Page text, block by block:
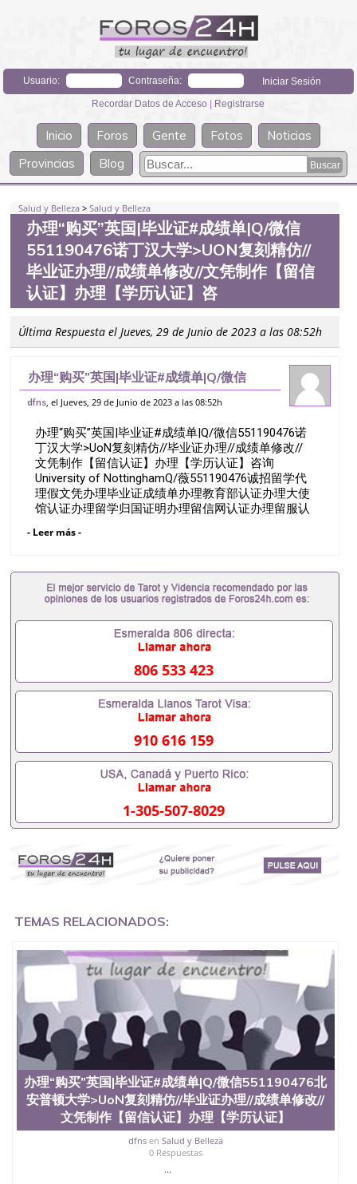
Usuario: Contraseña:
Recordar Datos de Acceso | Registrarse
Inicio Foros Gente Fotos
Noticias
Provincias
Blog
Salud y Belleza >Salud y Belleza
办理“购买”英国|毕业证#成绩单|Q/微信
551190476诺丁汉大学>UON复刻精仿//
毕业证办理//成绩单修改//文凭制作【留信
认证】办理【学历认证】咨
Última Respuesta el Jueves, 29 de Junio de 2023 a las 08:52h
办理“购买”英国|毕业证#成绩单|Q/微信
551190476诺丁汉大学>UoN复刻精仿//毕
证】办理【学历认证】咨
dfns , el Jueves, 29 de Junio de 2023 a las 08:52h
办理“购买”英国|毕业证#成绩单|Q/微信551190476诺
丁汉大学>UoN复刻精仿//毕业证办理//成绩单修改//
文凭制作【留信认证】办理【学历认证】咨询
University of NottinghamQ/薇551190476诚招留学代
理假文凭办理毕业证成绩单办理教育部认证办理大使
馆认证办理留学归国证明办理留信网认证办理留服认
证书办理美国文凭办理澳洲文凭办理英国文凭办理加
证+成绩单+留学回国人员证明+教育部认证,录取通知
书，雅思。（全套留学回国必备证明材料，给父母及
亲朋好友一份完美交代）； 2、雅思、托福，
校、转学，甚至是申请工签都可以用到）。 注：上述
材料，随时都可以安排办理，毕业证成绩单，学校，
内找工作假的毕业证可以用吗551190476假的毕业证
成绩单可以办学历认证吗551190476要定居国外需要
办理什么材料551190476入职事业单位/国企假的毕业
证会查吗551190476入职国企/事业单位需要些什么材
料551190476办理假毕业证在国内能用吗, 挂科拿不到
毕业证怎么办, 毕业证丢了怎么办, 没有正常毕业怎么
办理毕业证,没毕业可以办学历认证吗,您是否因为中
途辍学、挂科而没有正常毕业551190476您是否因为
递交材料不齐而被拒之门外551190476您是否因没正
常毕业而导致回国得不到教育部认证在校挂科了不想
读了,成绩不理想毕不了业怎么办551190476找工作没
如何办理本科/硕士毕业证551190476网上买文凭可靠
吗551190476哪里可以买国外文凭551190476国外本
可以制作美国毕业证551190476哪里可以办理澳洲毕
551190476哪里可以办理加拿大毕业证551190476申
请学校办理假的毕业证成绩单可以吗551190476哪里
可以办理水印成绩单551190476哪里可以修改成绩单
GPA分数551190476假毕业证能查出来吗551190476
假文凭网上能查到吗551190476 如何拿到国外毕业证
QQ微信551190476办假大学毕业证QQ微信551190476
国外毕业证去哪认证QQ微信551190476找毕业证封皮
QQ微信551190476国外毕业证外壳定制QQ微信
551190476快速代办国外毕业证QQ微信551190476快
速拿到国外文凭QQ微信551190476国外留学文凭认证
QQ微信551190476国外文凭回国认证QQ微信
551190476泰国文凭办理QQ微信551190476法国留学
回国证明QQ微信551190476 国外烫金照片QQ微信
551190476外国文凭在中国有用吗QQ微信551190476
德国留学回国证明QQ微信551190476爱尔兰留学回国
证明QQ微信551190476国外硕士文凭办理QQ微信
- Leer más -
806 533 423
910 616 159
1-305-507-8029
TEMAS RELACIONADOS:
办理“购买”英国|毕业证#成绩单|Q/微信551190476北
安普顿大学>UoN复刻精仿//毕业证办理//成绩单修改//
文凭制作【留信认证】办理【学历认证】
dfnsen Salud y Belleza
0 Respuestas
...